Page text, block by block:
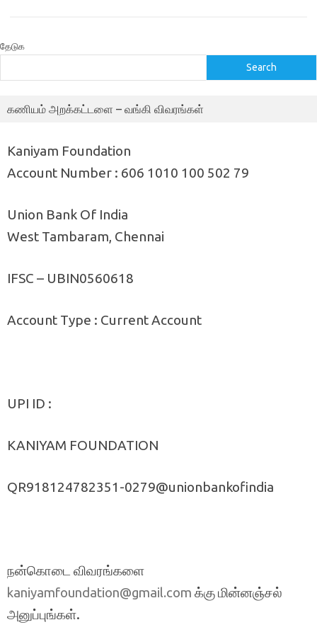
தேடுக
Search
கணியம் அறக்கட்டளை – வங்கி விவரங்கள்
Kaniyam Foundation
Account Number : 606 1010 100 502 79
Union Bank Of India
West Tambaram, Chennai
IFSC – UBIN0560618
Account Type : Current Account
UPI ID :
KANIYAM FOUNDATION
QR918124782351-0279@unionbankofindia
நன்கொடை விவரங்களை
kaniyamfoundation@gmail.com க்கு மின்னஞ்சல்
அனுப்புங்கள்.